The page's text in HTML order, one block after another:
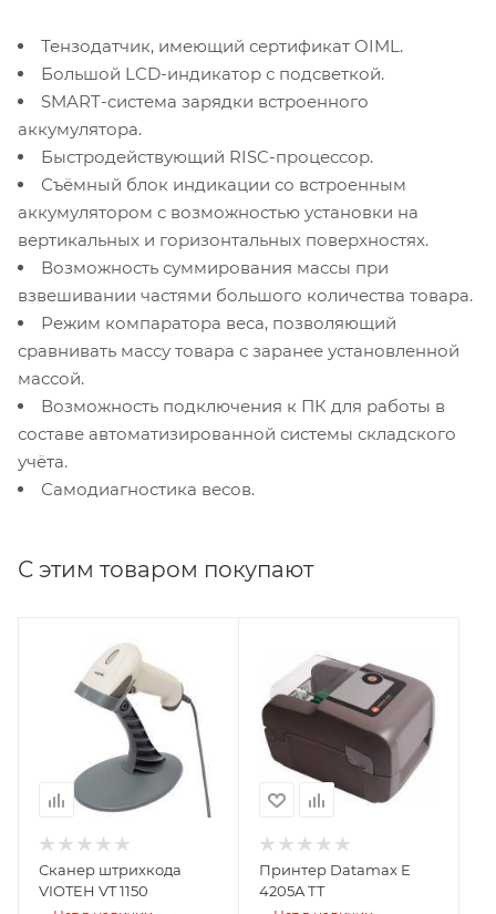
Тензодатчик, имеющий сертификат OIML.
Большой LCD-индикатор с подсветкой.
SMART-cистема зарядки встроенного
аккумулятора.
Быстродействующий RISC-процессор.
Съёмный блок индикации со встроенным
аккумулятором с возможностью установки на
вертикальных и горизонтальных поверхностях.
Возможность суммирования массы при
взвешивании частями большого количества товара.
Режим компаратора веса, позволяющий
сравнивать массу товара с заранее установленной
массой.
Возможность подключения к ПК для работы в
составе автоматизированной системы складского
учёта.
Самодиагностика весов.
С этим товаром покупают
Сканер штрихкода
VIOTEH VT 1150
Принтер Datamax E
4205A ТT